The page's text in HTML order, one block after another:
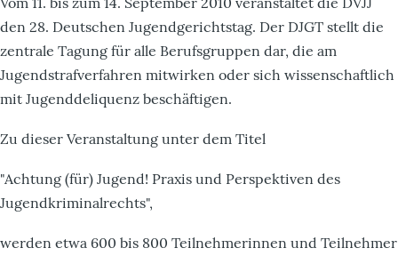
den 28. Deutschen Jugendgerichtstag. Der DJGT stellt die
zentrale Tagung für alle Berufsgruppen dar, die am
Jugendstrafverfahren mitwirken oder sich wissenschaftlich
mit Jugenddeliquenz beschäftigen.
Zu dieser Veranstaltung unter dem Titel
"Achtung (für) Jugend! Praxis und Perspektiven des
Jugendkriminalrechts",
werden etwa 600 bis 800 Teilnehmerinnen und Teilnehmer